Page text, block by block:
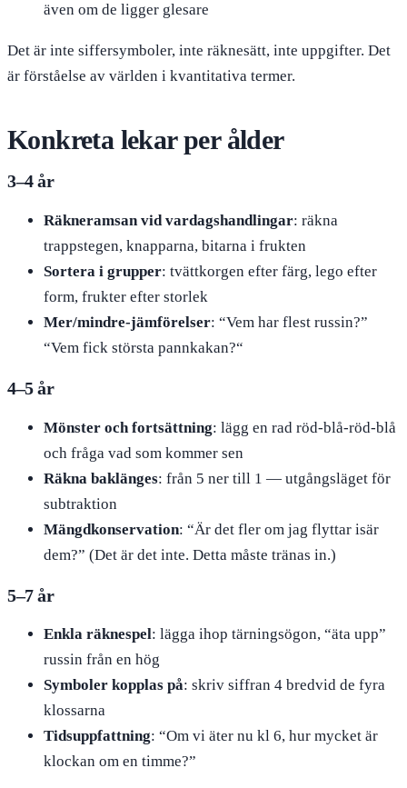
även om de ligger glesare
Det är inte siffersymboler, inte räknesätt, inte uppgifter. Det
är förståelse av världen i kvantitativa termer.
Konkreta lekar per ålder
3–4 år
Räkneramsan vid vardagshandlingar: räkna
trappstegen, knapparna, bitarna i frukten
Sortera i grupper: tvättkorgen efter färg, lego efter
form, frukter efter storlek
Mer/mindre-jämförelser: “Vem har flest russin?”
“Vem fick största pannkakan?“
4–5 år
Mönster och fortsättning: lägg en rad röd-blå-röd-blå
och fråga vad som kommer sen
Räkna baklänges: från 5 ner till 1 — utgångsläget för
subtraktion
Mängdkonservation: “Är det fler om jag flyttar isär
dem?” (Det är det inte. Detta måste tränas in.)
5–7 år
Enkla räknespel: lägga ihop tärningsögon, “äta upp”
russin från en hög
Symboler kopplas på: skriv siffran 4 bredvid de fyra
klossarna
Tidsuppfattning: “Om vi äter nu kl 6, hur mycket är
klockan om en timme?”